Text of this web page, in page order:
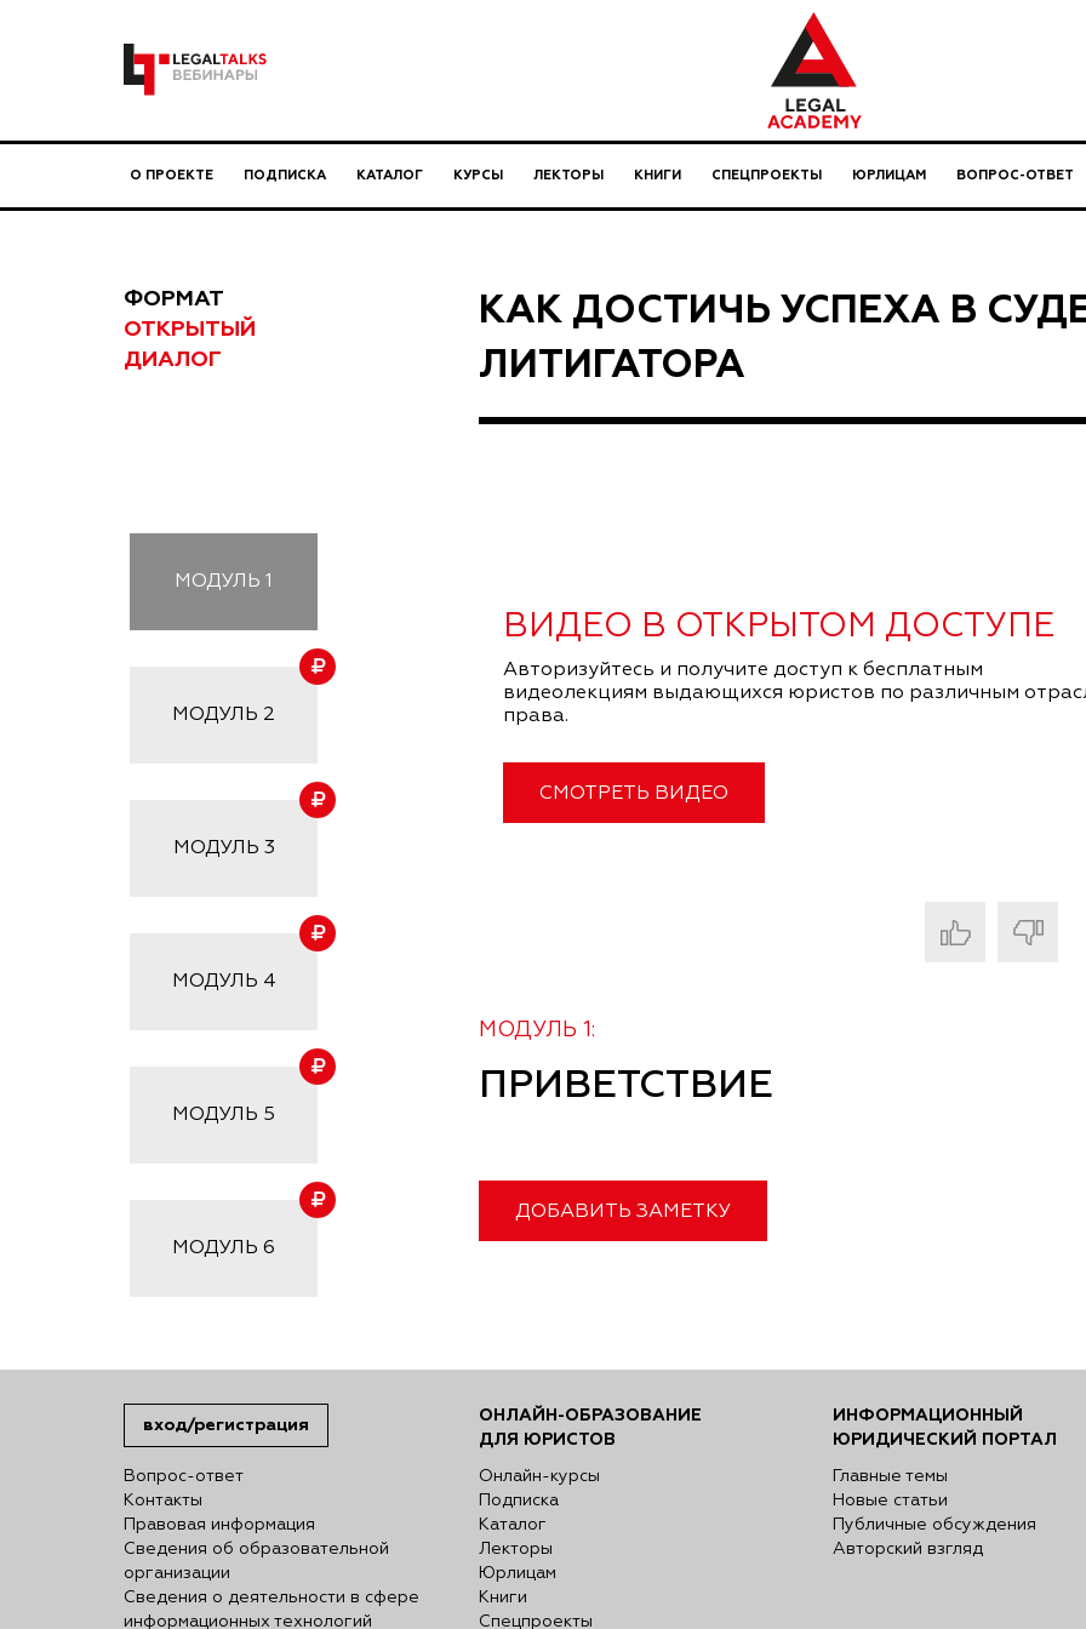
О ПРОЕКТЕ ПОДПИСКА КАТАЛОГ КУРСЫ ЛЕКТОРЫ КНИГИ СПЕЦПРОЕКТЫ ЮРЛИЦАМ ВОПРОС-ОТВЕТ
ФОРМАТ
ОТКРЫТЫЙ
ДИАЛОГ
КАК ДОСТИЧЬ УСПЕХА В
ЛИТИГАТОРА
МОДУЛЬ 1
МОДУЛЬ 2
МОДУЛЬ 3
МОДУЛЬ 4
МОДУЛЬ 5
МОДУЛЬ 6
ВИДЕО В ОТКРЫТОМ ДОСТУПЕ
Авторизуйтесь и получите доступ к бесплатным
видеолекциям выдающихся юристов по различным
права.
СМОТРЕТЬ ВИДЕО
МОДУЛЬ 1:
ПРИВЕТСТВИЕ
ДОБАВИТЬ ЗАМЕТКУ
вход/регистрация
Вопрос-ответ
Контакты
Правовая информация
Сведения об образовательной
организации
Сведения о деятельности в сфере
информационных технологий
ОНЛАЙН-ОБРАЗОВАНИЕ
ДЛЯ ЮРИСТОВ
Онлайн-курсы
Подписка
Каталог
Лекторы
Юрлицам
Книги
Спецпроекты
ИНФОРМАЦИОННЫЙ
ЮРИДИЧЕСКИЙ ПОРТАЛ
Главные темы
Новые статьи
Публичные обсуждения
Авторский взгляд